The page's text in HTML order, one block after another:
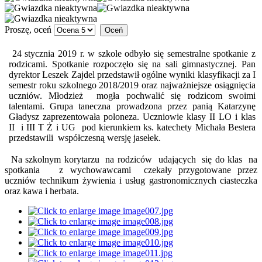
Proszę, oceń
24 stycznia 2019 r. w szkole odbyło się semestralne spotkanie z
rodzicami. Spotkanie rozpoczęło się na sali gimnastycznej. Pan
dyrektor Leszek Zajdel przedstawił ogólne wyniki klasyfikacji za I
semestr roku szkolnego 2018/2019 oraz najważniejsze osiągnięcia
uczniów. Młodzież mogła pochwalić się rodzicom swoimi
talentami. Grupa taneczna prowadzona przez panią Katarzynę
Gładysz zaprezentowała poloneza. Uczniowie klasy II LO i klas
II i III T Ż i UG pod kierunkiem ks. katechety Michała Bestera
przedstawili współczesną wersję jasełek.
Na szkolnym korytarzu na rodziców udających się do klas na
spotkania z wychowawcami czekały przygotowane przez
uczniów technikum żywienia i usług gastronomicznych ciasteczka
oraz kawa i herbata.